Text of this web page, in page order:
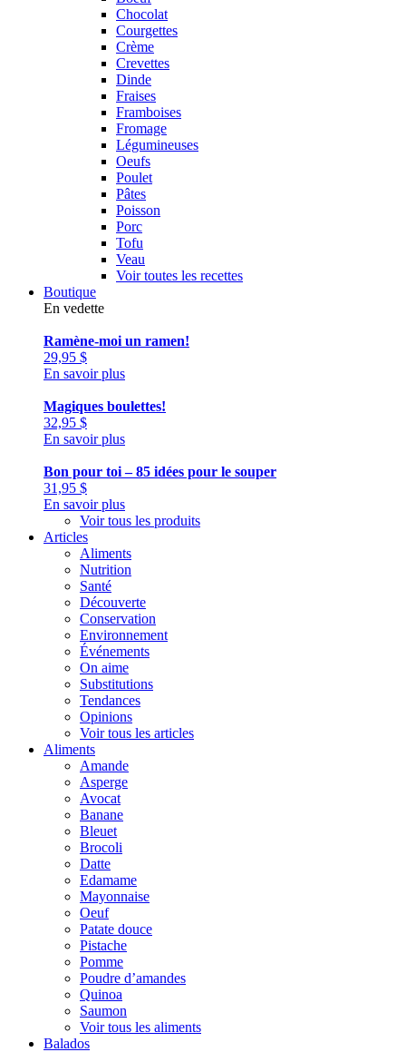
Chocolat
Courgettes
Crème
Crevettes
Dinde
Fraises
Framboises
Fromage
Légumineuses
Oeufs
Poulet
Pâtes
Poisson
Porc
Tofu
Veau
Voir toutes les recettes
Boutique
En vedette
Ramène-moi un ramen!
29,95 $
En savoir plus
Magiques boulettes!
32,95 $
En savoir plus
Bon pour toi – 85 idées pour le souper
31,95 $
En savoir plus
Voir tous les produits
Articles
Aliments
Nutrition
Santé
Découverte
Conservation
Environnement
Événements
On aime
Substitutions
Tendances
Opinions
Voir tous les articles
Aliments
Amande
Asperge
Avocat
Banane
Bleuet
Brocoli
Datte
Edamame
Mayonnaise
Oeuf
Patate douce
Pistache
Pomme
Poudre d’amandes
Quinoa
Saumon
Voir tous les aliments
Balados